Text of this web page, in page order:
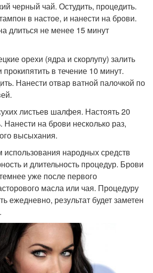
черный чай. Остудить, процедить.
в настое, и нанести на брови.
длиться не менее 15 минут
орехи (ядра и скорлупу) залить
в течение 10 минут.
Нанести отвар ватной палочкой по
листьев шалфея. Настоять 20
Нанести на брови несколько раз,
высыхания.
народных средств
и длительность процедур. Брови
уже после первого
масла или чая. Процедуру
ежедневно, результат будет заметен